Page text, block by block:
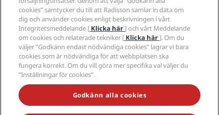
Ansvarsfullt företagande
Anskaffning
Uttalande om modernt slaveri
Frågor och svar
Sidkarta
Radisson Hotels varumärken
MISSA INTE VÅRA MEST POPULÄRA ERBJUDANDEN
cookies” samtycker du till att Radisson samlar in data om
dig och använder cookies enligt beskrivningen i vårt
Integritetsmeddelande [ Klicka här] och vårt Meddelande
om cookies och relaterade tekniker [ Klicka här]. Om du
väljer ”Godkänn endast nödvändiga cookies” lagrar vi bara
cookies som är nödvändiga för att webbplatsen ska
fungera korrekt. Om du vill göra mer specifika val väljer du
”Inställningar för cookies”.
Godkänn alla cookies